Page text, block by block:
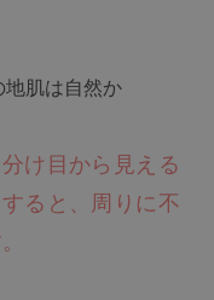
肌は自然か
け目から見える
ると、周りに不